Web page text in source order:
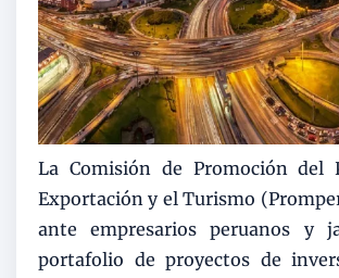
La Comisión de Promoción del
Exportación y el Turismo
ante empresarios peruanos y
portafolio de proyectos de